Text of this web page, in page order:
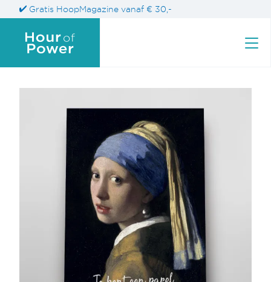
Gratis HoopMagazine vanaf € 30,-